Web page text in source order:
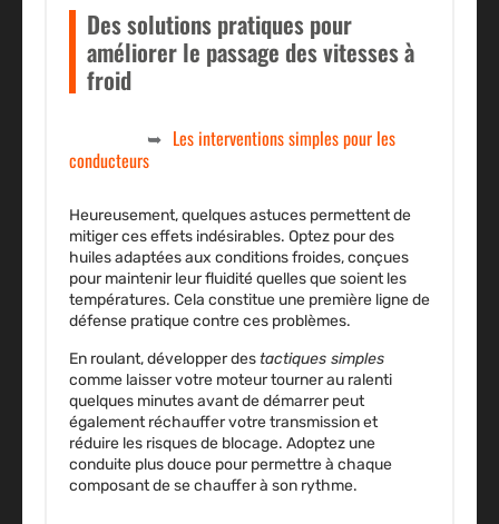
Des solutions pratiques pour
améliorer le passage des vitesses à
froid
Les interventions simples pour les
conducteurs
Heureusement, quelques astuces permettent de
mitiger ces effets indésirables. Optez pour des
huiles adaptées aux conditions froides, conçues
pour maintenir leur fluidité quelles que soient les
températures. Cela constitue une première ligne de
défense pratique contre ces problèmes.
En roulant, développer destactiques simples
comme laisser votre moteur tourner au ralenti
quelques minutes avant de démarrer peut
également réchauffer votre transmission et
réduire les risques de blocage. Adoptez une
conduite plus douce pour permettre à chaque
composant de se chauffer à son rythme.